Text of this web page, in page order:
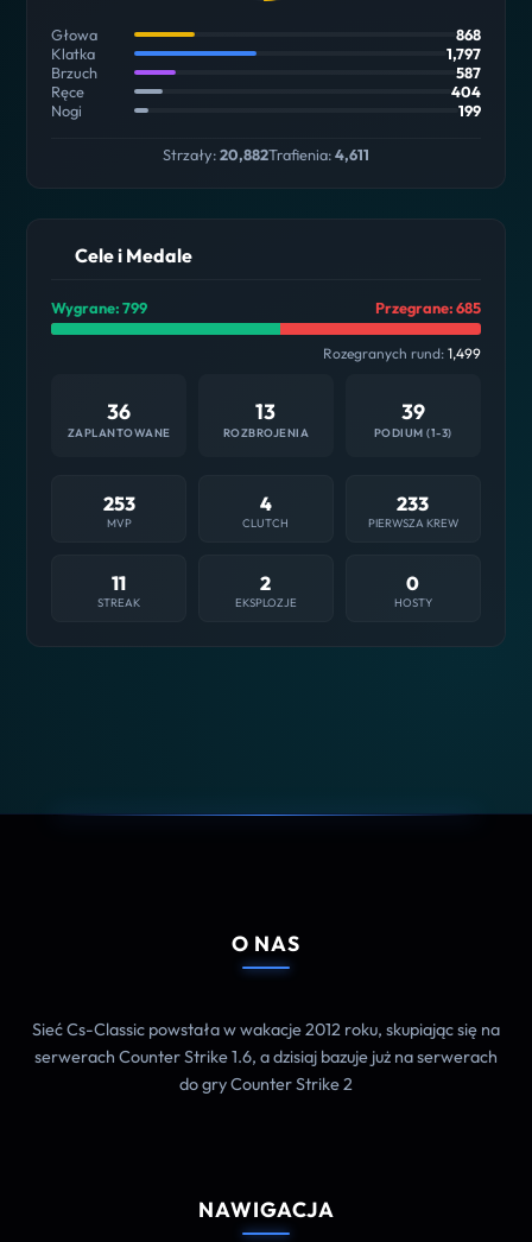
Głowa
868
Klatka
1,797
Brzuch
587
Ręce
404
Nogi
199
Strzały:20,882Trafienia:4,611
Cele i Medale
Wygrane: 799 Przegrane: 685
Rozegranych rund: 1,499
36
ZAPLANTOWANE
13
ROZBROJENIA
39
PODIUM (1-3)
253
MVP
4
CLUTCH
233
PIERWSZA KREW
11
STREAK
2
EKSPLOZJE
0
HOSTY
O NAS
Sieć Cs-Classic powstała w wakacje 2012 roku, skupiając się na
serwerach Counter Strike 1.6, a dzisiaj bazuje już na serwerach
do gry Counter Strike 2
NAWIGACJA